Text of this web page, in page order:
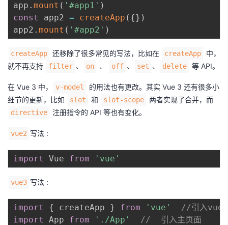
app . mount ( '#app1' )
const
app2 = createApp ( {} )
app2 . mount ( '#app2' )
createApp 还移除了很多常见的写法，比如在 createApp
中，
就不再支持
filter 、 on 、 off 、 set 、 delete 等 API。
在 Vue 3 中， v-model
的用法也有更改。其实 Vue 3 还有很多小
细节的更新，比如
slot 和 slot-scope 两者实现了合并，而
directive 注册指令的 API 等也有变化。
vue2 写法 :
import Vue from 'vue'
vue3 写法 :
import { createApp } from 'vue'
//引入vue
import
App from './App'
//  引入主页面